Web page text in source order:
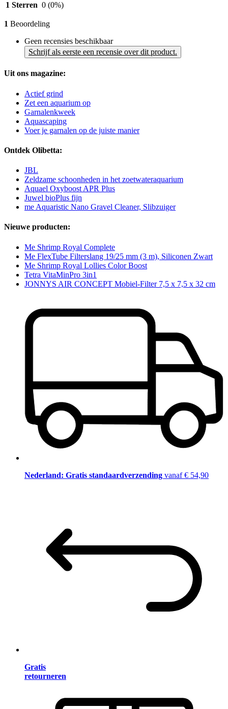
1 Sterren 0 (0%)
1 Beoordeling
Geen recensies beschikbaar
Schrijf als eerste een recensie over dit product.
Uit ons magazine:
Actief grind
Zet een aquarium op
Garnalenkweek
Aquascaping
Voer je garnalen op de juiste manier
Ontdek Olibetta:
JBL
Zeldzame schoonheden in het zoetwateraquarium
Aquael Oxyboost APR Plus
Juwel bioPlus fijn
me Aquaristic Nano Gravel Cleaner, Slibzuiger
Nieuwe producten:
Me Shrimp Royal Complete
Me FlexTube Filterslang 19/25 mm (3 m), Siliconen Zwart
Me Shrimp Royal Lollies Color Boost
Tetra VitaMinPro 3in1
JONNYS AIR CONCEPT Mobiel-Filter 7,5 x 7,5 x 32 cm
Nederland: Gratis standaardverzending vanaf € 54,90
Gratis
retourneren